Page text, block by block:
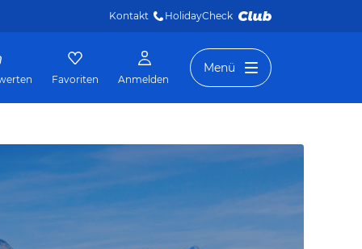
Kontakt HolidayCheck
Favoriten Anmelden
Menü